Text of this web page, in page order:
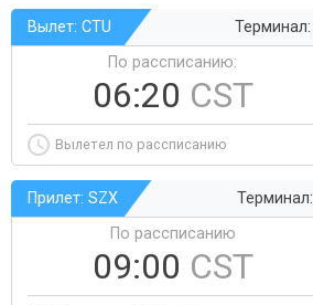
Вылет: CTU Терминал:
По рассписанию:
06:20 CST
Вылетел по рассписанию
Прилет: SZX
По рассписанию
09:00 CST